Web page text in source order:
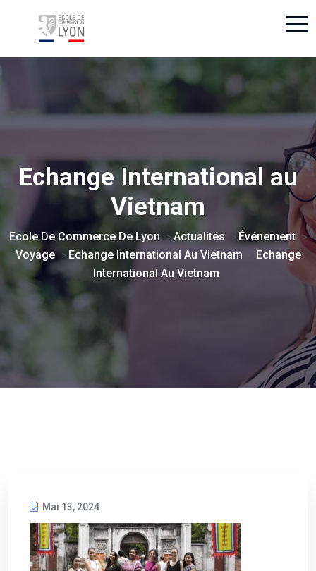
Echange International au
Vietnam
Ecole De Commerce De Lyon >Actualités > Événement >
Voyage > Echange International Au Vietnam
Echange
International Au Vietnam
Mai 13, 2024